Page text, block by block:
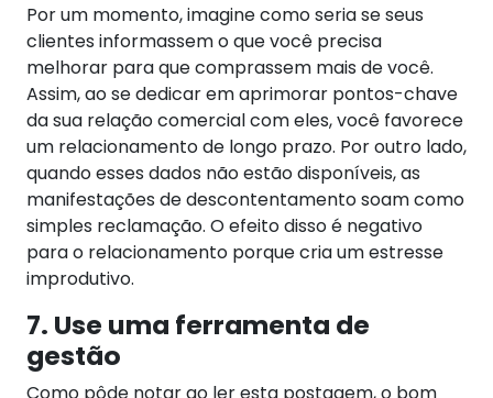
Por um momento, imagine como seria se seus
clientes informassem o que você precisa
melhorar para que comprassem mais de você.
Assim, ao se dedicar em aprimorar pontos-chave
da sua relação comercial com eles, você favorece
um relacionamento de longo prazo. Por outro lado,
quando esses dados não estão disponíveis, as
manifestações de descontentamento soam como
simples reclamação. O efeito disso é negativo
para o relacionamento porque cria um estresse
improdutivo.
7. Use uma ferramenta de
gestão
Como pôde notar ao ler esta postagem, o bom